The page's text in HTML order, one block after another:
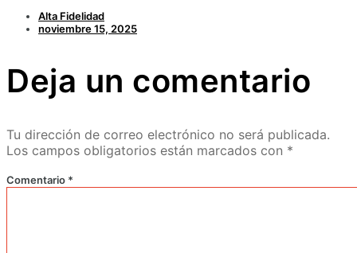
Alta Fidelidad
noviembre 15, 2025
Deja un comentario
Tu dirección de correo electrónico no será publicada.
Los campos obligatorios están marcados con *
Comentario *